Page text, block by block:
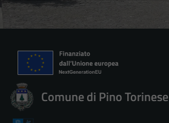
Comune di Pino Torinese